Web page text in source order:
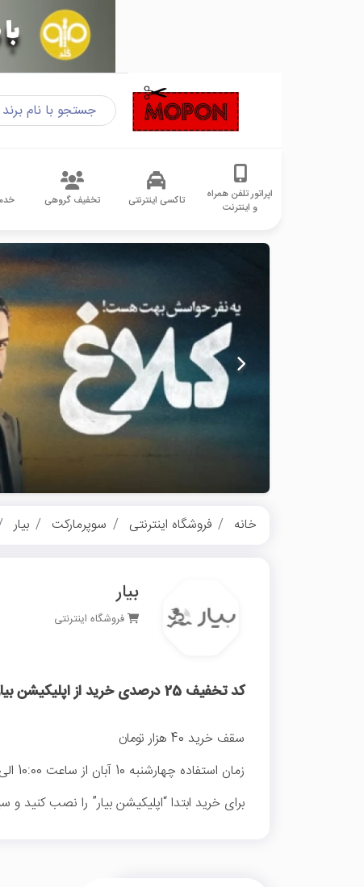
اپراتور تلفن همراه
و اینترنت
تاکسی اینترنتی تخفیف گروهی
خانه فروشگاه اینترنتی سوپرمارکت بیار
بیار
فروشگاه اینترنتی
کد تخفیف 25 درصدی خرید از اپلیکیشن بیار
سقف خرید 40 هزار تومان
زمان استفاده چهارشنبه 10 آبان از ساعت 10:00 الی 17:00
برای خرید ابتدا “اپلیکیشن بیار” را نصب کنید